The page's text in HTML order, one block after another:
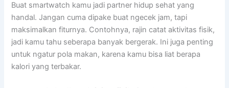
Buat smartwatch kamu jadi partner hidup sehat yang
handal. Jangan cuma dipake buat ngecek jam, tapi
maksimalkan fiturnya. Contohnya, rajin catat aktivitas fisik,
jadi kamu tahu seberapa banyak bergerak. Ini juga penting
untuk ngatur pola makan, karena kamu bisa liat berapa
kalori yang terbakar.